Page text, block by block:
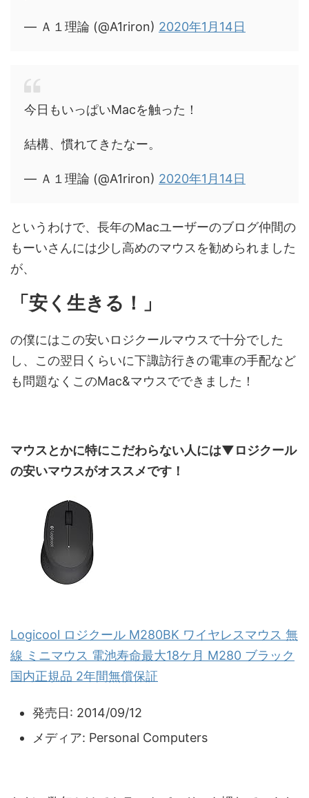
— Ａ１理論 (@A1riron) 2020年1月14日
今日もいっぱいMacを触った！
結構、慣れてきたなー。
— Ａ１理論 (@A1riron) 2020年1月14日
というわけで、長年のMacユーザーのブログ仲間の
もーいさんには少し高めのマウスを勧められました
が、
「安く生きる！」
の僕にはこの安いロジクールマウスで十分でした
し、この翌日くらいに下諏訪行きの電車の手配など
も問題なくこのMac&マウスでできました！
マウスとかに特にこだわらない人には▼ロジクール
の安いマウスがオススメです！
Logicool ロジクール M280BK ワイヤレスマウス 無
線 ミニマウス 電池寿命最大18ケ月 M280 ブラック
国内正規品 2年間無償保証
発売日: 2014/09/12
メディア: Personal Computers